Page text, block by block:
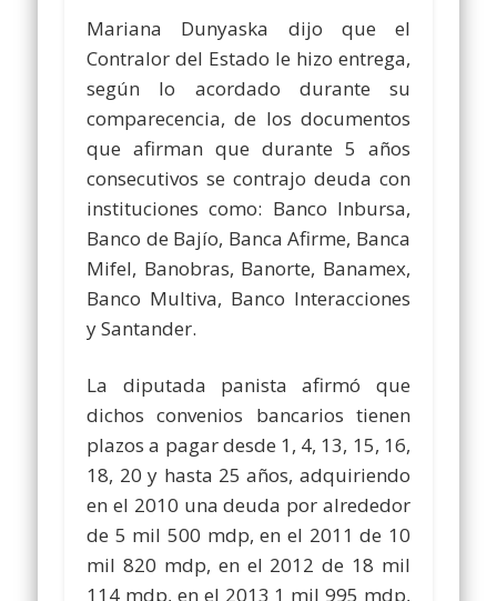
Mariana Dunyaska dijo que el
Contralor del Estado le hizo entrega,
según lo acordado durante su
comparecencia, de los documentos
que afirman que durante 5 años
consecutivos se contrajo deuda con
instituciones como: Banco Inbursa,
Banco de Bajío, Banca Afirme, Banca
Mifel, Banobras, Banorte, Banamex,
Banco Multiva, Banco Interacciones
y Santander.
La diputada panista afirmó que
dichos convenios bancarios tienen
plazos a pagar desde 1, 4, 13, 15, 16,
18, 20 y hasta 25 años, adquiriendo
en el 2010 una deuda por alrededor
de 5 mil 500 mdp, en el 2011 de 10
mil 820 mdp, en el 2012 de 18 mil
114 mdp, en el 2013 1 mil 995 mdp,